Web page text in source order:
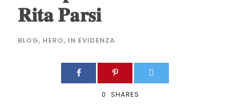
𝐑𝐢𝐭𝐚 𝐏𝐚𝐫𝐬𝐢
BLOG, HERO, IN EVIDENZA
0 SHARES